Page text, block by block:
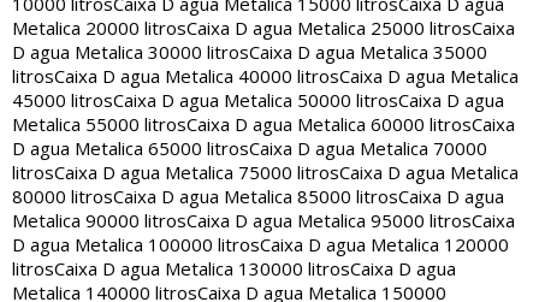
Metalica 20000 litrosCaixa D agua Metalica 25000 litrosCaixa
D agua Metalica 30000 litrosCaixa D agua Metalica 35000
litrosCaixa D agua Metalica 40000 litrosCaixa D agua Metalica
45000 litrosCaixa D agua Metalica 50000 litrosCaixa D agua
Metalica 55000 litrosCaixa D agua Metalica 60000 litrosCaixa
D agua Metalica 65000 litrosCaixa D agua Metalica 70000
litrosCaixa D agua Metalica 75000 litrosCaixa D agua Metalica
80000 litrosCaixa D agua Metalica 85000 litrosCaixa D agua
Metalica 90000 litrosCaixa D agua Metalica 95000 litrosCaixa
D agua Metalica 100000 litrosCaixa D agua Metalica 120000
litrosCaixa D agua Metalica 130000 litrosCaixa D agua
Metalica 140000 litrosCaixa D agua Metalica 150000